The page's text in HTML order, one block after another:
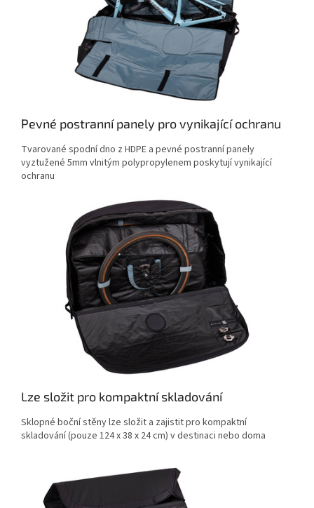
Pevné postranní panely pro vynikající ochranu
Tvarované spodní dno z HDPE a pevné postranní panely
vyztužené 5mm vlnitým polypropylenem poskytují vynikající
ochranu
Lze složit pro kompaktní skladování
Sklopné boční stěny lze složit a zajistit pro kompaktní
skladování (pouze 124 x 38 x 24 cm) v destinaci nebo doma